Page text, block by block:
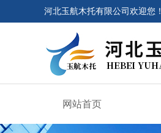
河北玉航木托有限公司欢迎您！
网站首页